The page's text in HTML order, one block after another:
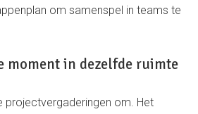
om samenspel in teams te
moment in dezelfde ruimte
projectvergaderingen om. Het